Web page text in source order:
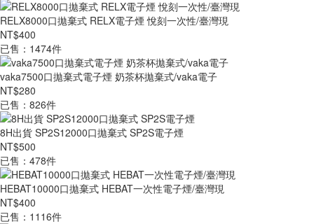
RELX8000口拋棄式 RELX電子煙 悅刻一次性/臺灣現
NT$400
已售：1474件
vaka7500口拋棄式電子煙 奶茶杯拋棄式/vaka電子
NT$280
已售：826件
8H出貨 SP2S12000口拋棄式 SP2S電子煙
NT$500
已售：478件
HEBAT10000口拋棄式 HEBAT一次性電子煙/臺灣現
NT$400
已售：1116件